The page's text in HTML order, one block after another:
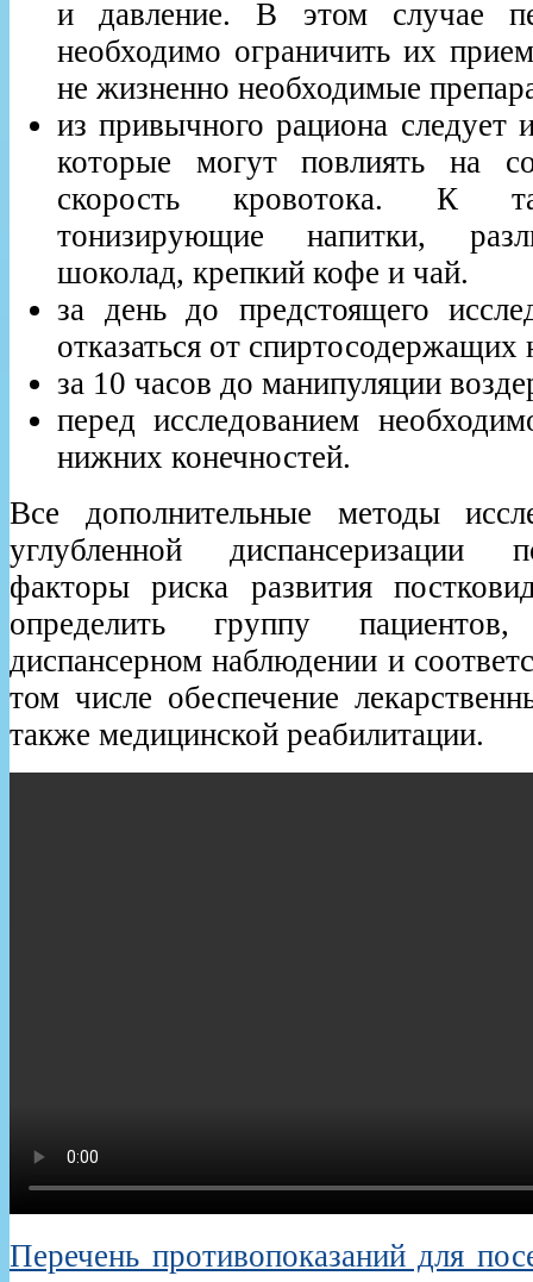
и давление. В этом случае
необходимо ограничить их
не жизненно необходимые
из привычного рациона следует
которые могут повлиять на
скорость кровотока. К
тонизирующие напитки,
шоколад, крепкий кофе и чай.
за день до предстоящего
отказаться от спиртосодержащих
за 10 часов до манипуляции
перед исследованием
нижних конечностей.
Все дополнительные методы
углубленной диспансеризации
факторы риска развития
определить группу
диспансерном наблюдении и
том числе обеспечение
также медицинской реабилитации.
Перечень противопоказаний для